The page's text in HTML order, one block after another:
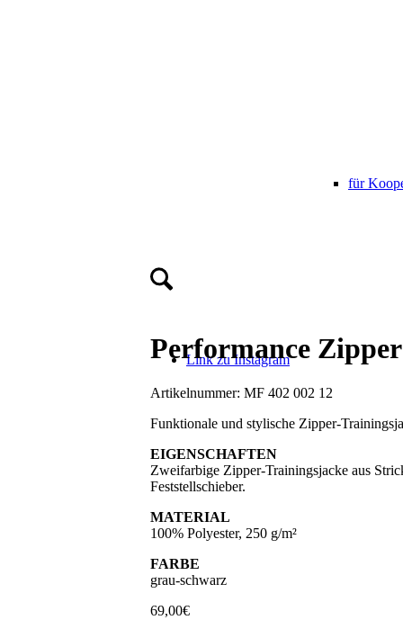
für
Link zu Instagram
Performance
Artikelnummer: MF 402 002 12
Funktionale und stylische Zipper-
EIGENSCHAFTEN
Zweifarbige Zipper-Trainingsjacke aus
Feststellschieber.
MATERIAL
100% Polyester, 250 g/m²
FARBE
grau-schwarz
69,00€